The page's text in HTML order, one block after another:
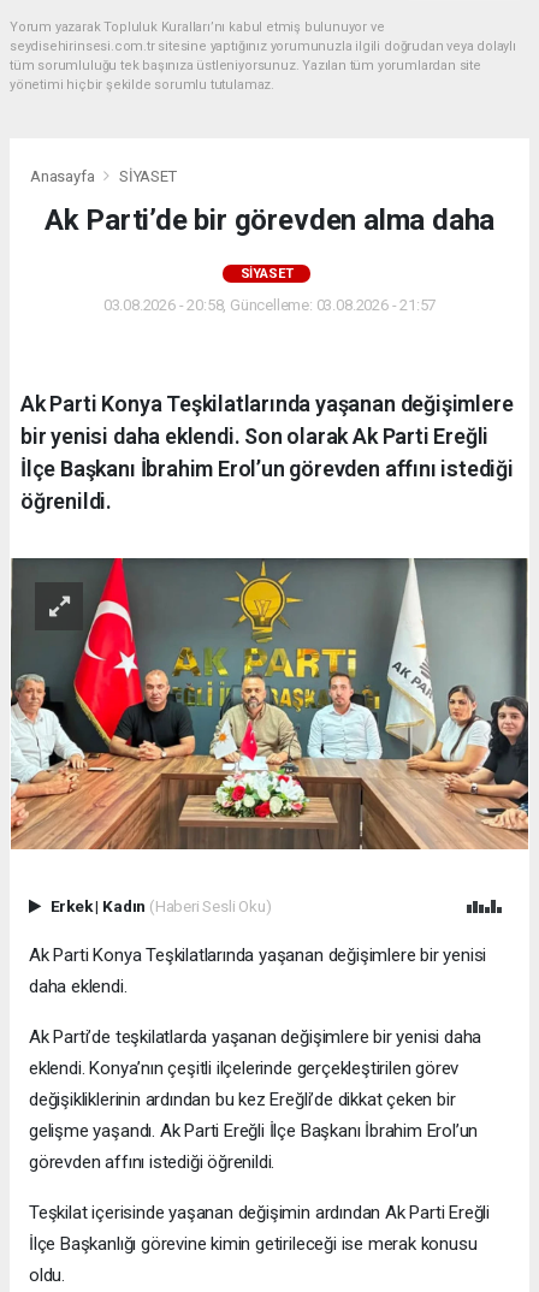
Yorum yazarak Topluluk Kuralları’nı kabul etmiş bulunuyor ve
seydisehirinsesi.com.tr sitesine yaptığınız yorumunuzla ilgili doğrudan veya dolaylı
tüm sorumluluğu tek başınıza üstleniyorsunuz. Yazılan tüm yorumlardan site
yönetimi hiçbir şekilde sorumlu tutulamaz.
Anasayfa SİYASET
Ak Parti’de bir görevden alma daha
SİYASET
03.08.2026 - 20:58, Güncelleme: 03.08.2026 - 21:57
Ak Parti Konya Teşkilatlarında yaşanan değişimlere
bir yenisi daha eklendi. Son olarak Ak Parti Ereğli
İlçe Başkanı İbrahim Erol’un görevden affını istediği
öğrenildi.
Erkek| Kadın (Haberi Sesli Oku)
Ak Parti Konya Teşkilatlarında yaşanan değişimlere bir yenisi
daha eklendi.
Ak Parti’de teşkilatlarda yaşanan değişimlere bir yenisi daha
eklendi. Konya’nın çeşitli ilçelerinde gerçekleştirilen görev
değişikliklerinin ardından bu kez Ereğli’de dikkat çeken bir
gelişme yaşandı. Ak Parti Ereğli İlçe Başkanı İbrahim Erol’un
görevden affını istediği öğrenildi.
Teşkilat içerisinde yaşanan değişimin ardından Ak Parti Ereğli
İlçe Başkanlığı görevine kimin getirileceği ise merak konusu
oldu.